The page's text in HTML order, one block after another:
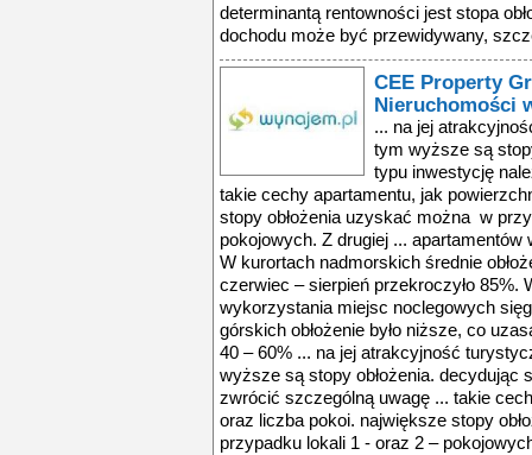
determinantą rentowności jest stopa
dochodu może być przewidywany,
CEE Property
Nieruchomości
... na jej
tym wyższe są
typu inwestycję
takie cechy apartamentu, jak
stopy obłożenia uzyskać można w
pokojowych. Z drugiej ...
W kurortach nadmorskich średnie
czerwiec – sierpień przekroczyło 85%.
wykorzystania miejsc noclegowych
górskich obłożenie było niższe, co
40 – 60% ... na jej atrakcyjność
wyższe są stopy obłożenia. decydując
zwrócić szczególną uwagę ... takie
oraz liczba pokoi. największe stopy
przypadku lokali 1 - oraz 2 –